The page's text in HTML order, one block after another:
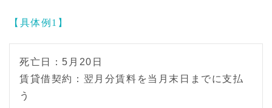
【具体例1】
死亡日：5月20日
賃貸借契約：翌月分賃料を当月末日までに支払
う